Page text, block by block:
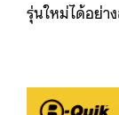
รุ่นใหม่ได้อย่